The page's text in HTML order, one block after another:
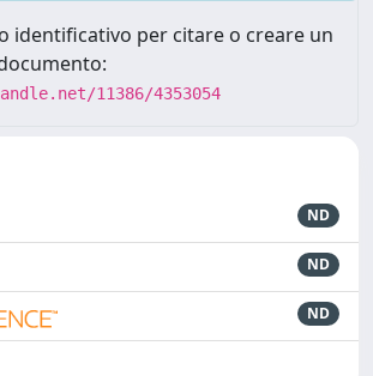
identificativo per citare o creare un
11386/4353054
ND
ND
ND